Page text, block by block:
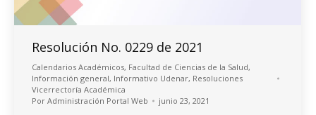
Resolución No. 0229 de 2021
Calendarios Académicos, Facultad de Ciencias de la Salud,
Información general, Informativo Udenar, Resoluciones
Vicerrectoría Académica
Por Administración Portal Web junio 23, 2021